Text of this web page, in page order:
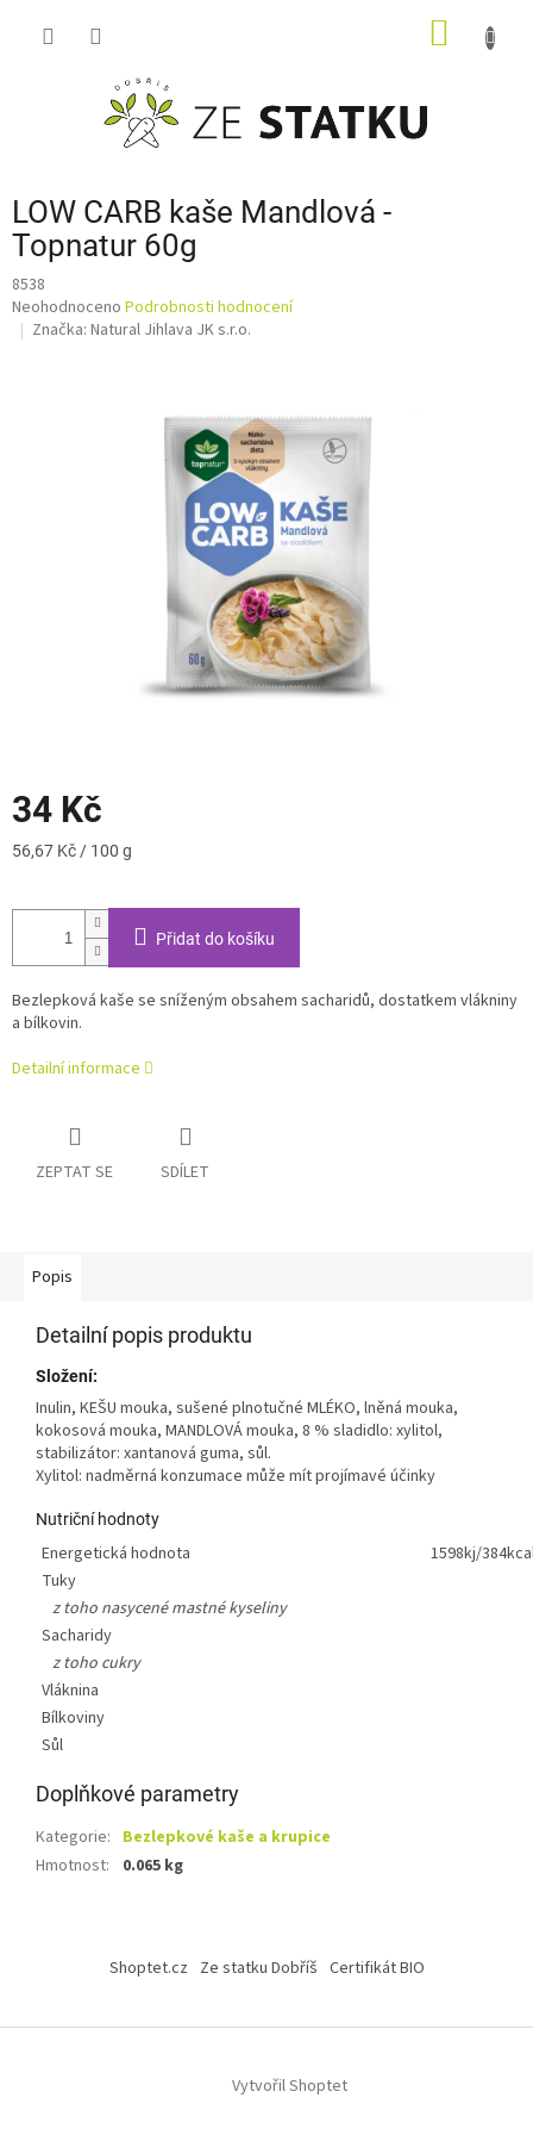
LOW CARB kaše Mandlová -
Topnatur 60g
8538
Průměrné
hodnocení
Neohodnoceno Podrobnosti hodnocení
Značka: Natural Jihlava JK s.r.o.
34 Kč
Měrná
56,67 Kč / 100 g
Přidat do košíku
Bezlepková kaše se sníženým obsahem sacharidů, dostatkem vlákniny
a bílkovin.
Detailní informace
ZEPTAT SE SDÍLET
Popis
Detailní popis produktu
Složení:
Inulin, KEŠU mouka, sušené plnotučné MLÉKO, lněná mouka,
kokosová mouka, MANDLOVÁ mouka, 8 % sladidlo: xylitol,
stabilizátor: xantanová guma, sůl.
Xylitol: nadměrná konzumace může mít projímavé účinky
Nutriční hodnoty
Energetická hodnota
1598kj/
Tuky
z toho nasycené mastné kyseliny
Sacharidy
z toho cukry
Vláknina
Bílkoviny
Sůl
Doplňkové parametry
Kategorie: Bezlepkové kaše a krupice
Hmotnost: 0.065 kg
Shoptet.cz Ze statku Dobříš Certifikát BIO
Vytvořil Shoptet